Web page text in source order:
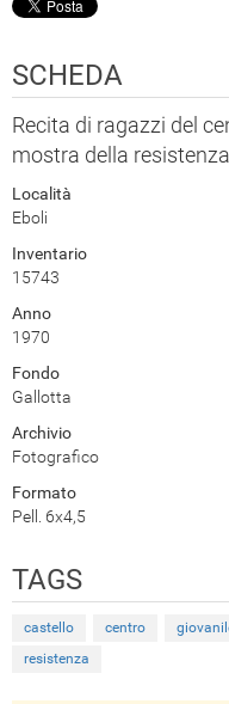
SCHEDA
Recita di ragazzi del
mostra della resistenza
Località
Eboli
Inventario
15743
Anno
1970
Fondo
Gallotta
Archivio
Fotografico
Formato
Pell. 6x4,5
TAGS
castello centro
resistenza